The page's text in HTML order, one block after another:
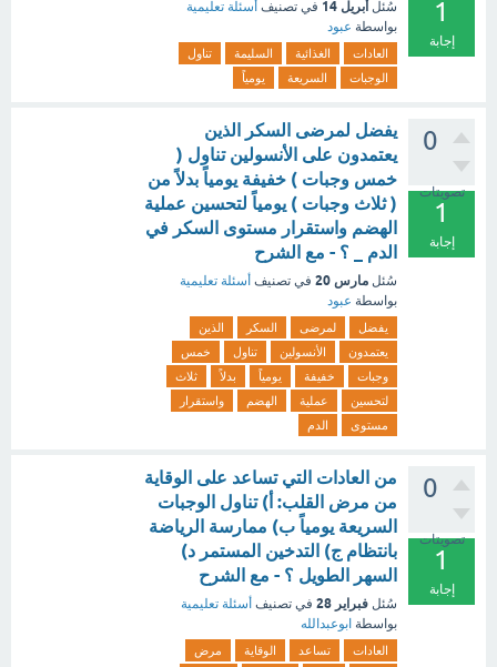
1
إجابة
سُئل أبريل 14 في تصنيف أسئلة تعليمية
بواسطة عبود
العادات الغذائية السليمة
تناول
الوجبات
السريعة يومياً
0
تصويتات
1
إجابة
يفضل لمرضى السكر الذين
يعتمدون على الأنسولين تناول (
خمس وجبات ) خفيفة يومياً بدلاً من
( ثلاث وجبات ) يومياً لتحسين عملية
الهضم واستقرار مستوى السكر في
الدم _ ؟ - مع الشرح
سُئل مارس 20 في تصنيف أسئلة تعليمية
بواسطة عبود
يفضل لمرضى السكر
الذين
يعتمدون
الأنسولين تناول
خمس
وجبات
خفيفة يومياً بدلاً
ثلاث
لتحسين
عملية الهضم
واستقرار
مستوى
الدم
0
تصويتات
1
إجابة
من العادات التي تساعد على الوقاية
من مرض القلب: أ) تناول الوجبات
السريعة يومياً ب) ممارسة الرياضة
بانتظام ج) التدخين المستمر د)
السهر الطويل ؟ - مع الشرح
سُئل فبراير 28 في تصنيف أسئلة تعليمية
بواسطة ابوعبدالله
العادات تساعد الوقاية
مرض